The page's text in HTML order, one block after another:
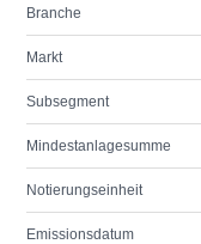
Branche
Markt
Subsegment
Mindestanlagesumme
Notierungseinheit
Emissionsdatum